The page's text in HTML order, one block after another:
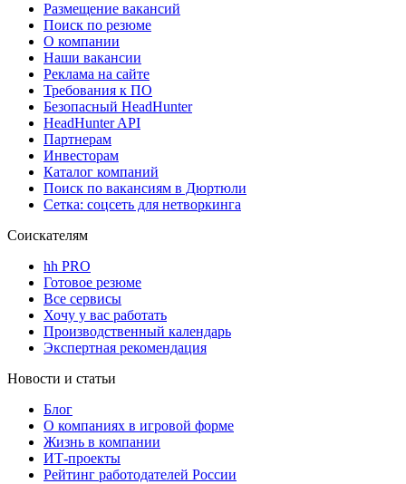
Размещение вакансий
Поиск по резюме
О компании
Наши вакансии
Реклама на сайте
Требования к ПО
Безопасный HeadHunter
HeadHunter API
Партнерам
Инвесторам
Каталог компаний
Поиск по вакансиям в Дюртюли
Сетка: соцсеть для нетворкинга
Соискателям
hh PRO
Готовое резюме
Все сервисы
Хочу у вас работать
Производственный календарь
Экспертная рекомендация
Новости и статьи
Блог
О компаниях в игровой форме
Жизнь в компании
ИТ-проекты
Рейтинг работодателей России